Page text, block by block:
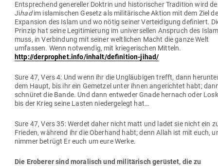
Ent­spre­chend gene­reller Doktrin und his­to­ri­scher Tra­dition wird
Jihadim isla­mi­schen Gesetz als mili­tä­rische Aktion mit dem Ziel
Expansion des Islam und wo nötig seiner Ver­tei­digung defi­niert.
Prinzip hat seine Legi­ti­mierung im uni­ver­sellen Anspruch des
muss, in Ver­bindung mit seiner welt­lichen Macht die ganze Welt
umfassen. Wenn not­wendig, mit krie­ge­ri­schen Mitteln.
http://derprophet.info/inhalt/definition-jihad/
Sure 47, Vers 4: Und wenn ihr die Ungläu­bigen trefft, dann
dem Haupt, bis ihr ein Gemetzel unter ihnen ange­richtet habt;
schnüret die Bande. Und dann ent­weder Gnade hernach oder
bis der Krieg seine Lasten nie­der­gelegt hat…
Sure 47, Vers 35: Werdet daher nicht matt und ladet sie nicht ein
Frieden, während ihr die Oberhand habt; denn Allah ist mit euch,
nimmer betrügt Er euch um eure Werke.
Die Eroberer sind mora­lisch und mili­tä­risch gerüstet, die zu